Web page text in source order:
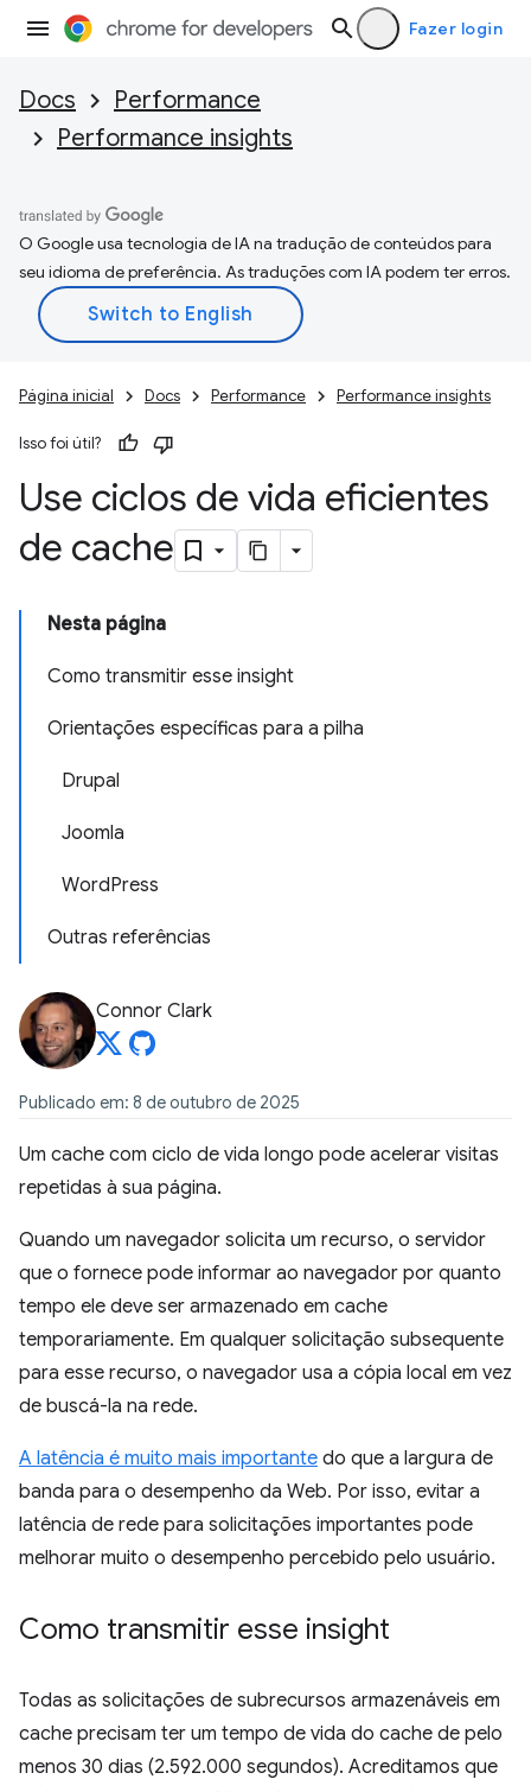
Fazer login
Docs
Performance
Performance insights
O Google usa tecnologia de IA na tradução de conteúdos para
seu idioma de preferência. As traduções com IA podem ter erros.
Página inicial Docs Performance Performance insights
Isso foi útil?
Use ciclos de vida eficientes
de cache
Nesta página
Como transmitir esse insight
Orientações específicas para a pilha
Drupal
Joomla
WordPress
Outras referências
Connor Clark
Publicado em: 8 de outubro de 2025
Um cache com ciclo de vida longo pode acelerar visitas
repetidas à sua página.
Quando um navegador solicita um recurso, o servidor
que o fornece pode informar ao navegador por quanto
tempo ele deve ser armazenado em cache
temporariamente. Em qualquer solicitação subsequente
para esse recurso, o navegador usa a cópia local em vez
de buscá-la na rede.
A latência é muito mais importante do que a largura de
banda para o desempenho da Web. Por isso, evitar a
latência de rede para solicitações importantes pode
melhorar muito o desempenho percebido pelo usuário.
Como transmitir esse insight
Todas as solicitações de subrecursos armazenáveis em
cache precisam ter um tempo de vida do cache de pelo
menos 30 dias (2.592.000 segundos). Acreditamos que